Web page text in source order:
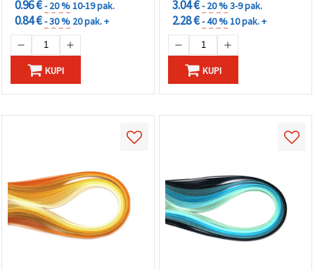
0.96 €- 20 %10-19 pak.
0.84 €- 30 % 20 pak. +
KUPI
3.04 €- 20 %3-9 pak.
2.28 €- 40 %10 pak. +
KUPI